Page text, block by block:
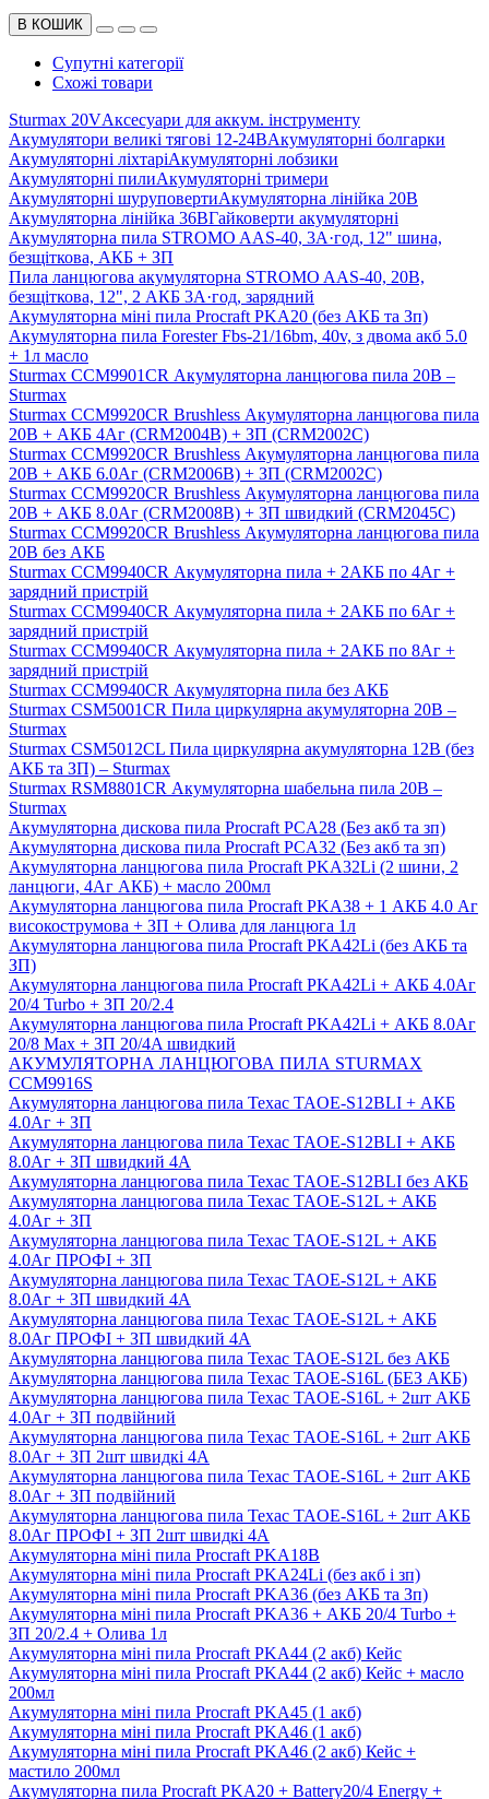
В КОШИК
Супутні категорії
Схожі товари
Sturmax 20VАксесуари для аккум. інструменту
Акумулятори великі тягові 12-24ВАкумуляторні болгарки
Акумуляторні ліхтаріАкумуляторні лобзики
Акумуляторні пилиАкумуляторні тримери
Акумуляторні шуруповертиАкумуляторна лінійка 20В
Акумуляторна лінійка 36ВГайковерти акумуляторні
Акумуляторна пила STROMO AAS-40, 3А·год, 12" шина,
безщіткова, АКБ + ЗП
Пила ланцюгова акумуляторна STROMO AAS-40, 20В,
безщіткова, 12", 2 АКБ 3А·год, зарядний
Акумуляторна міні пила Procraft PKA20 (без АКБ та Зп)
Акумуляторна пила Forester Fbs-21/16bm, 40v, з двома акб 5.0
+ 1л масло
Sturmax CCM9901CR Акумуляторна ланцюгова пила 20В –
Sturmax
Sturmax CCM9920CR Brushless Акумуляторна ланцюгова пила
20В + АКБ 4Аг (CRM2004B) + ЗП (CRM2002С)
Sturmax CCM9920CR Brushless Акумуляторна ланцюгова пила
20В + АКБ 6.0Аг (CRM2006B) + ЗП (CRM2002С)
Sturmax CCM9920CR Brushless Акумуляторна ланцюгова пила
20В + АКБ 8.0Аг (CRM2008B) + ЗП швидкий (CRM2045С)
Sturmax CCM9920CR Brushless Акумуляторна ланцюгова пила
20В без АКБ
Sturmax CCM9940CR Акумуляторна пила + 2АКБ по 4Аг +
зарядний пристрій
Sturmax CCM9940CR Акумуляторна пила + 2АКБ по 6Аг +
зарядний пристрій
Sturmax CCM9940CR Акумуляторна пила + 2АКБ по 8Аг +
зарядний пристрій
Sturmax CCM9940CR Акумуляторна пила без АКБ
Sturmax CSM5001CR Пила циркулярна акумуляторна 20В –
Sturmax
Sturmax CSM5012CL Пила циркулярна акумуляторна 12В (без
АКБ та ЗП) – Sturmax
Sturmax RSM8801CR Акумуляторна шабельна пила 20В –
Sturmax
Акумуляторна дискова пила Procraft PCA28 (Без акб та зп)
Акумуляторна дискова пила Procraft PCA32 (Без акб та зп)
Акумуляторна ланцюгова пила Procraft PKA32Li (2 шини, 2
ланцюги, 4Аг АКБ) + масло 200мл
Акумуляторна ланцюгова пила Procraft PKA38 + 1 АКБ 4.0 Аг
високострумова + ЗП + Олива для ланцюга 1л
Акумуляторна ланцюгова пила Procraft PKA42Li (без АКБ та
ЗП)
Акумуляторна ланцюгова пила Procraft PKA42Li + АКБ 4.0Аг
20/4 Turbo + ЗП 20/2.4
Акумуляторна ланцюгова пила Procraft PKA42Li + АКБ 8.0Аг
20/8 Max + ЗП 20/4A швидкий
АКУМУЛЯТОРНА ЛАНЦЮГОВА ПИЛА STURMAX
CCM9916S
Акумуляторна ланцюгова пила Техас TAOE-S12BLI + АКБ
4.0Аг + ЗП
Акумуляторна ланцюгова пила Техас TAOE-S12BLI + АКБ
8.0Аг + ЗП швидкий 4А
Акумуляторна ланцюгова пила Техас TAOE-S12BLI без АКБ
Акумуляторна ланцюгова пила Техас TAOE-S12L + АКБ
4.0Аг + ЗП
Акумуляторна ланцюгова пила Техас TAOE-S12L + АКБ
4.0Аг ПРОФІ + ЗП
Акумуляторна ланцюгова пила Техас TAOE-S12L + АКБ
8.0Аг + ЗП швидкий 4А
Акумуляторна ланцюгова пила Техас TAOE-S12L + АКБ
8.0Аг ПРОФІ + ЗП швидкий 4А
Акумуляторна ланцюгова пила Техас TAOE-S12L без АКБ
Акумуляторна ланцюгова пила Техас ТАOE-S16L (БЕЗ АКБ)
Акумуляторна ланцюгова пила Техас ТАOE-S16L + 2шт АКБ
4.0Аг + ЗП подвійний
Акумуляторна ланцюгова пила Техас ТАOE-S16L + 2шт АКБ
8.0Аг + ЗП 2шт швидкі 4А
Акумуляторна ланцюгова пила Техас ТАOE-S16L + 2шт АКБ
8.0Аг + ЗП подвійний
Акумуляторна ланцюгова пила Техас ТАOE-S16L + 2шт АКБ
8.0Аг ПРОФІ + ЗП 2шт швидкі 4А
Акумуляторна міні пила Procraft PKA18B
Акумуляторна міні пила Procraft PKA24Li (без акб і зп)
Акумуляторна міні пила Procraft PKA36 (без АКБ та Зп)
Акумуляторна міні пила Procraft PKA36 + АКБ 20/4 Turbo +
ЗП 20/2.4 + Олива 1л
Акумуляторна міні пила Procraft PKA44 (2 акб) Кейс
Акумуляторна міні пила Procraft PKA44 (2 акб) Кейс + масло
200мл
Акумуляторна міні пила Procraft PKA45 (1 акб)
Акумуляторна міні пила Procraft PKA46 (1 акб)
Акумуляторна міні пила Procraft PKA46 (2 акб) Кейс +
мастило 200мл
Акумуляторна пила Procraft PKA20 + Battery20/4 Energy +